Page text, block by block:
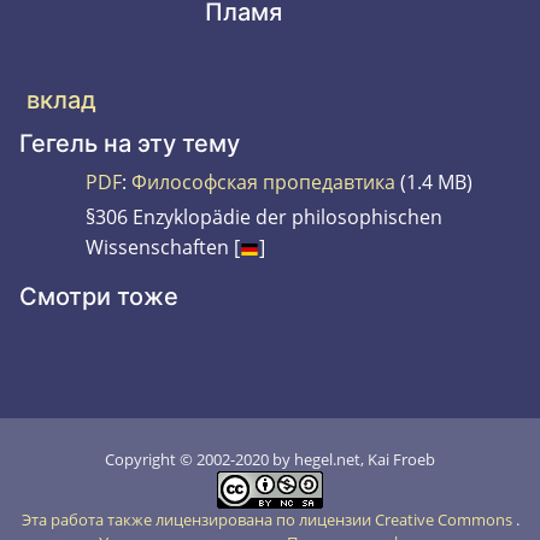
Пламя
вклад
Гегель на эту тему
PDF: Философская пропедавтика (1.4 MB)
§306 Enzyklopädie der philosophischen
Wissenschaften [
]
Смотри тоже
Copyright © 2002-2020 by hegel.net, Kai Froeb
Эта работа также лицензирована по лицензии Creative Commons .